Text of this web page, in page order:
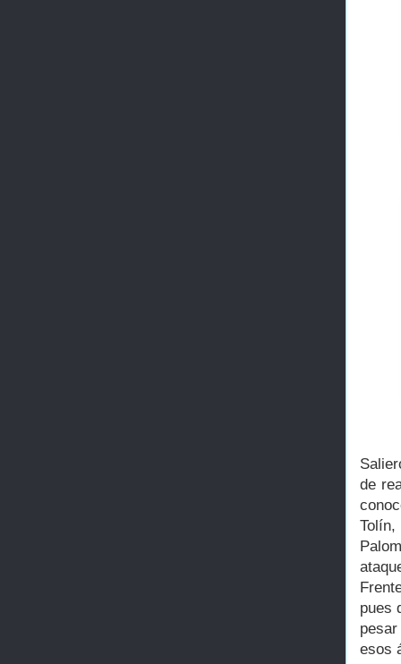
de
pues
esos